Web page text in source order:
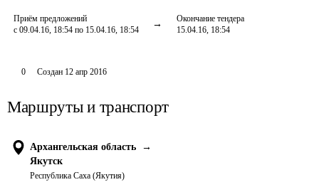
Приём предложений
с 09.04.16, 18:54 по 15.04.16, 18:54
Окончание тендера
15.04.16, 18:54
0 Создан 12 апр 2016
Маршруты и транспорт
Архангельская область
→
Якутск
Республика Саха (Якутия)